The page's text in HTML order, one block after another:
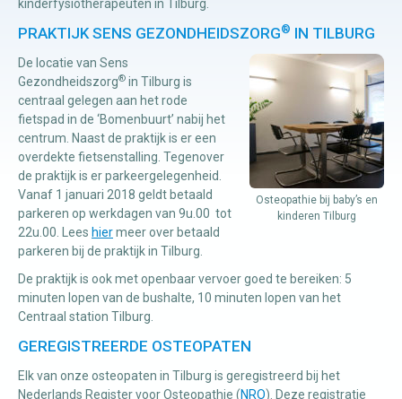
kinderfysiotherapeuten in Tilburg.
PRAKTIJK SENS GEZONDHEIDSZORG® IN TILBURG
Osteopathie bij baby’s en
kinderen Tilburg
De locatie van Sens
Gezondheidszorg® in Tilburg is
centraal gelegen aan het rode
fietspad in de ‘Bomenbuurt’ nabij het
centrum. Naast de praktijk is er een
overdekte fietsenstalling. Tegenover
de praktijk is er parkeergelegenheid.
Vanaf 1 januari 2018 geldt betaald
parkeren op werkdagen van 9u.00 tot
22u.00. Lees hiermeer over betaald
parkeren bij de praktijk in Tilburg.
De praktijk is ook met openbaar vervoer goed te bereiken: 5
minuten lopen van de bushalte, 10 minuten lopen van het
Centraal station Tilburg.
GEREGISTREERDE OSTEOPATEN
Elk van onze osteopaten in Tilburg is geregistreerd bij het
Nederlands Register voor Osteopathie (NRO). Deze registratie